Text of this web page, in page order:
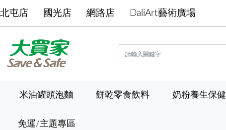
北屯店 國光店 網路店 DaliArt藝術廣場
米油罐頭泡麵 餅乾零食飲料 奶粉養生保健
免運/主題專區